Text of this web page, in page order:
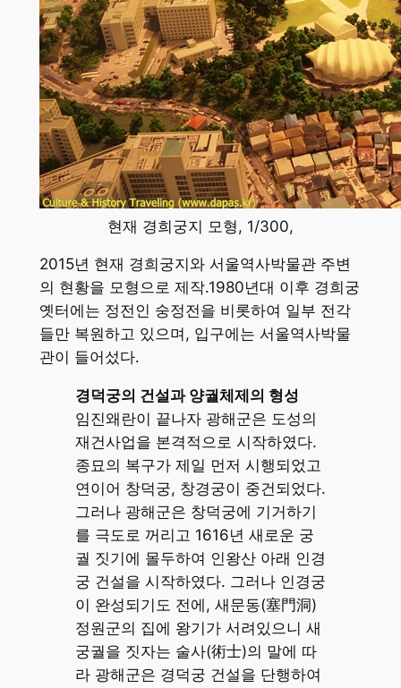
현재 경희궁지 모형, 1/300,
2015년 현재 경희궁지와 서울역사박물관 주변
의 현황을 모형으로 제작.1980년대 이후 경희궁
옛터에는 정전인 숭정전을 비롯하여 일부 전각
들만 복원하고 있으며, 입구에는 서울역사박물
관이 들어섰다.
경덕궁의 건설과 양궐체제의 형성
임진왜란이 끝나자 광해군은 도성의
재건사업을 본격적으로 시작하였다.
종묘의 복구가 제일 먼저 시행되었고
연이어 창덕궁, 창경궁이 중건되었다.
그러나 광해군은 창덕궁에 기거하기
를 극도로 꺼리고 1616년 새로운 궁
궐 짓기에 몰두하여 인왕산 아래 인경
궁 건설을 시작하였다. 그러나 인경궁
이 완성되기도 전에, 새문동(塞門洞)
정원군의 집에 왕기가 서려있으니 새
궁궐을 짓자는 술사(術士)의 말에 따
라 광해군은 경덕궁 건설을 단행하여